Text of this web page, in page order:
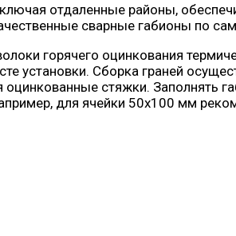
отдаленные районы,
сварные габионы по
горячего оцинкования
установки. Сборка граней
стяжки. Заполнять
для ячейки 50х100 мм